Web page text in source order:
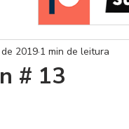
# 13
2019 1 min de leitura